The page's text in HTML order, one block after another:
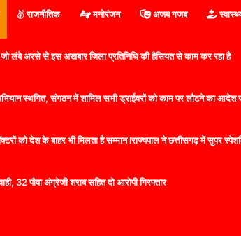
राजनीतिक मनोरंजन अजब गजब
लंबे अरसे से इस अखबार जिला प्रतिनिधि की हैसियत से काम कर रहा है
अभियान स्थगित, संगठन में शामिल सभी ड्राईवरों को काम पर लौटने का आदेश
को देश के बाहर भी मिलता है सम्मान lराज्यपाल ने छत्तीसगढ़ में सुपर
32 पौवा अंग्रेजी शराब सहित दो आरोपी गिरफ्तार